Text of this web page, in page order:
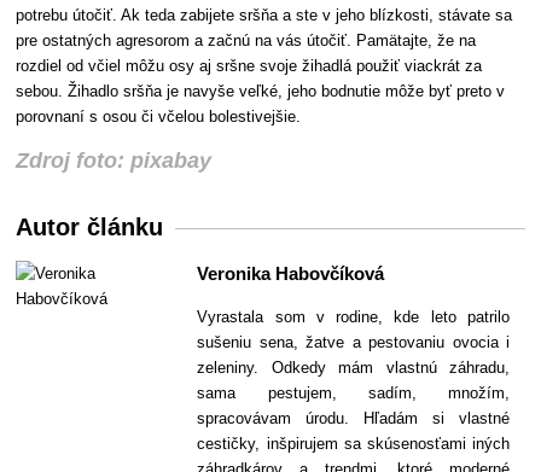
potrebu útočiť. Ak teda zabijete sršňa a ste v jeho blízkosti, stávate sa
pre ostatných agresorom a začnú na vás útočiť. Pamätajte, že na
rozdiel od včiel môžu osy aj sršne svoje žihadlá použiť viackrát za
sebou. Žihadlo sršňa je navyše veľké, jeho bodnutie môže byť preto v
porovnaní s osou či včelou bolestivejšie.
Zdroj foto: pixabay
Autor článku
Veronika Habovčíková
Vyrastala som v rodine, kde leto patrilo
sušeniu sena, žatve a pestovaniu ovocia i
zeleniny. Odkedy mám vlastnú záhradu,
sama pestujem, sadím, množím,
spracovávam úrodu. Hľadám si vlastné
cestičky, inšpirujem sa skúsenosťami iných
záhradkárov a trendmi, ktoré moderné